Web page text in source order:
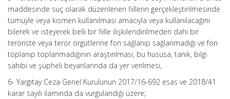
maddesinde suç olarak düzenlenen fiillerin gerçekleştirilmesinde
tümüyle veya kısmen kullanılması amacıyla veya kullanılacağını
bilerek ve isteyerek belli bir fiille ilişkilendirilmeden dahi bir
teröriste veya terör örgütlerine fon sağlanıp sağlanmadığı ve fon
toplanıp toplanmadığının araştırılması, bu hususa, tanık, bilgi
sahibi ve şüpheli beyanlarında da yer verilmesi,
6- Yargıtay Ceza Genel Kurulunun 2017/16-692 esas ve 2018/41
karar sayılı ilamında da vurgulandığı üzere;